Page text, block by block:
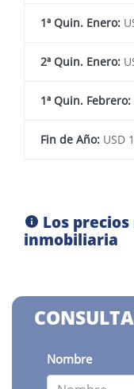
1ª Quin. Enero:
2ª Quin. Enero:
1ª Quin. Febrero:
Fin de Año: USD
Los
inmobiliaria
Nombre